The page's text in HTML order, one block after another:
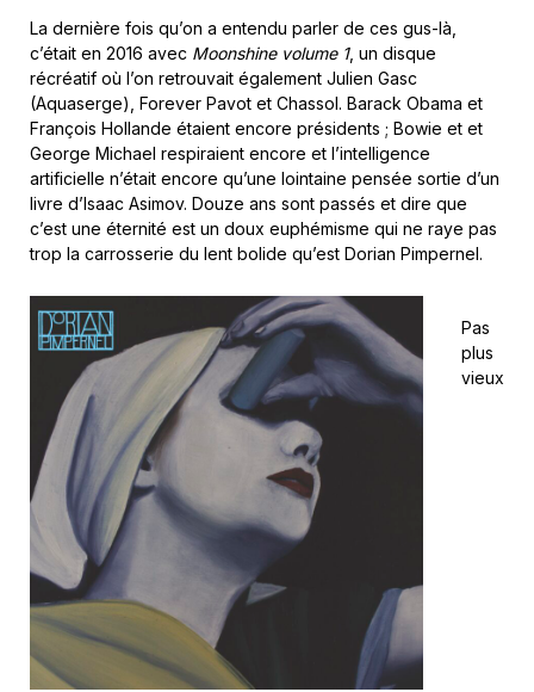
La dernière fois qu’on a entendu parler de ces gus-là,
c’était en 2016 avec Moonshine volume 1, un disque
récréatif où l’on retrouvait également Julien Gasc
(Aquaserge), Forever Pavot et Chassol. Barack Obama et
François Hollande étaient encore présidents ; Bowie et et
George Michael respiraient encore et l’intelligence
artificielle n’était encore qu’une lointaine pensée sortie d’un
livre d’Isaac Asimov. Douze ans sont passés et dire que
c’est une éternité est un doux euphémisme qui ne raye pas
trop la carrosserie du lent bolide qu’est Dorian Pimpernel.
Pas
plus
vieux